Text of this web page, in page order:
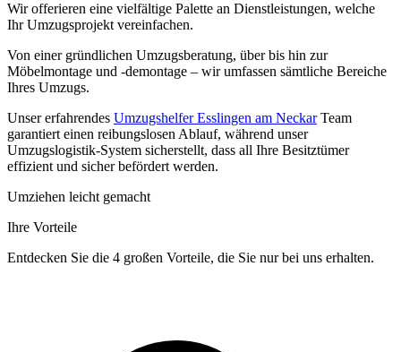
Wir offerieren eine vielfältige Palette an Dienstleistungen, welche
Ihr Umzugsprojekt vereinfachen.
Von einer gründlichen Umzugsberatung, überbis hin zur
Möbelmontage und -demontage – wir umfassen sämtliche Bereiche
Ihres Umzugs.
Unser erfahrendes Umzugshelfer Esslingen am NeckarTeam
garantiert einen reibungslosen Ablauf, während unser
Umzugslogistik-System sicherstellt, dass all Ihre Besitztümer
effizient und sicher befördert werden.
Umziehen leicht gemacht
Ihre Vorteile
Entdecken Sie die 4 großen Vorteile, die Sie nur bei uns erhalten.